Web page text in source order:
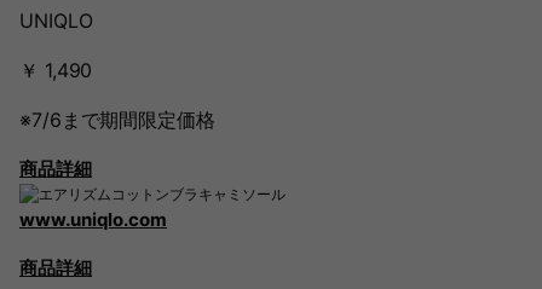
UNIQLO
￥ 1,490
※7/6まで期間限定価格
商品詳細
www.uniqlo.com
商品詳細